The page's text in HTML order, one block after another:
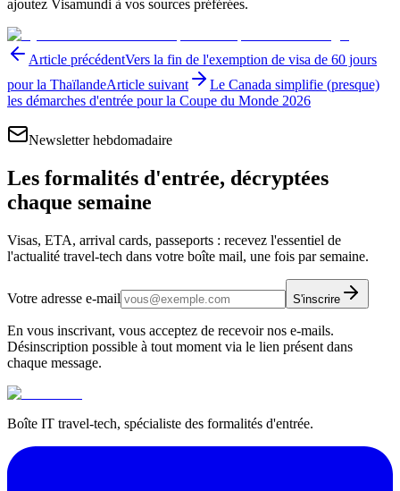
ajoutez Visamundi à vos sources préférées.
Article précédentVers la fin de l'exemption de visa de 60 jours
pour la ThaïlandeArticle suivant
Le Canada simplifie (presque)
les démarches d'entrée pour la Coupe du Monde 2026
Newsletter hebdomadaire
Les formalités d'entrée, décryptées
chaque semaine
Visas, ETA, arrival cards, passeports : recevez l'essentiel de
l'actualité travel-tech dans votre boîte mail, une fois par semaine.
Votre adresse e-mail S'inscrire
En vous inscrivant, vous acceptez de recevoir nos e-mails.
Désinscription possible à tout moment via le lien présent dans
chaque message.
Boîte IT travel-tech, spécialiste des formalités d'entrée.